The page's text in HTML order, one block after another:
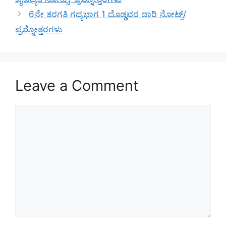
6ನೇ ತರಗತಿ ಗದ್ಯಭಾಗ 1 ದೊಡ್ಡವರ ದಾರಿ ನೋಟ್ಸ್/
ಪ್ರಶ್ನೋತ್ತರಗಳು
Leave a Comment